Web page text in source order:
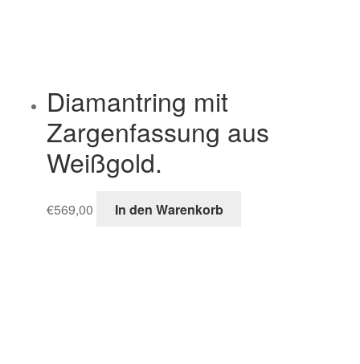
Diamantring mit
Zargenfassung aus
Weißgold.
€569,00 In den Warenkorb